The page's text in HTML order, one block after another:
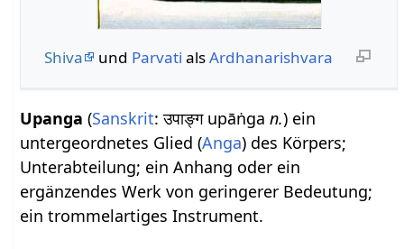
Shiva und Parvati alsArdhanarishvara
Upanga (Sanskrit: उपाङ्ग upāṅgan.) ein
untergeordnetes Glied (Anga) des Körpers;
Unterabteilung; ein Anhang oder ein
ergänzendes Werk von geringerer Bedeutung;
ein trommelartiges Instrument.